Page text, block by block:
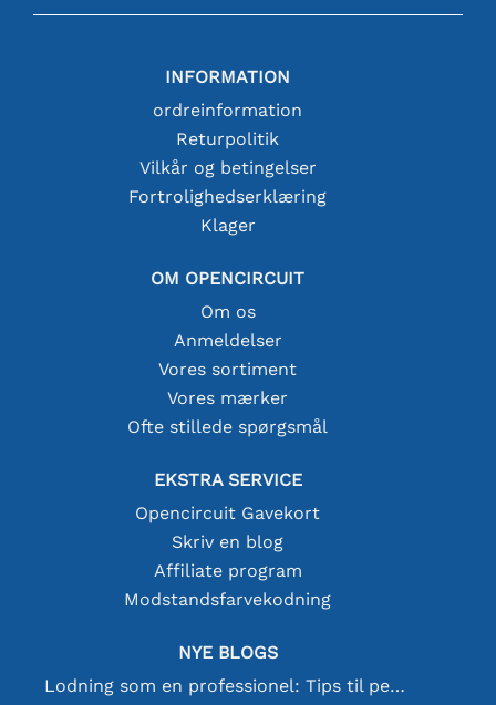
INFORMATION
ordreinformation
Returpolitik
Vilkår og betingelser
Fortrolighedserklæring
Klager
OM OPENCIRCUIT
Om os
Anmeldelser
Vores sortiment
Vores mærker
Ofte stillede spørgsmål
EKSTRA SERVICE
Opencircuit Gavekort
Skriv en blog
Affiliate program
Modstandsfarvekodning
NYE BLOGS
Lodning som en professionel: Tips til perfekte elektroniske forbindelser